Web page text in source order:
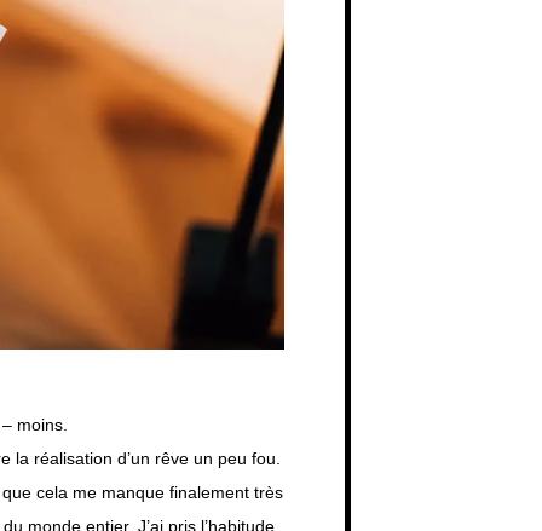
moins.
la réalisation d’un rêve un peu fou.
cela me manque finalement très
monde entier. J’ai pris l’habitude